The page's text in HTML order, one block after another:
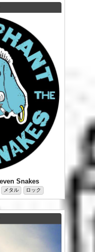
Snakes
メタル ロック